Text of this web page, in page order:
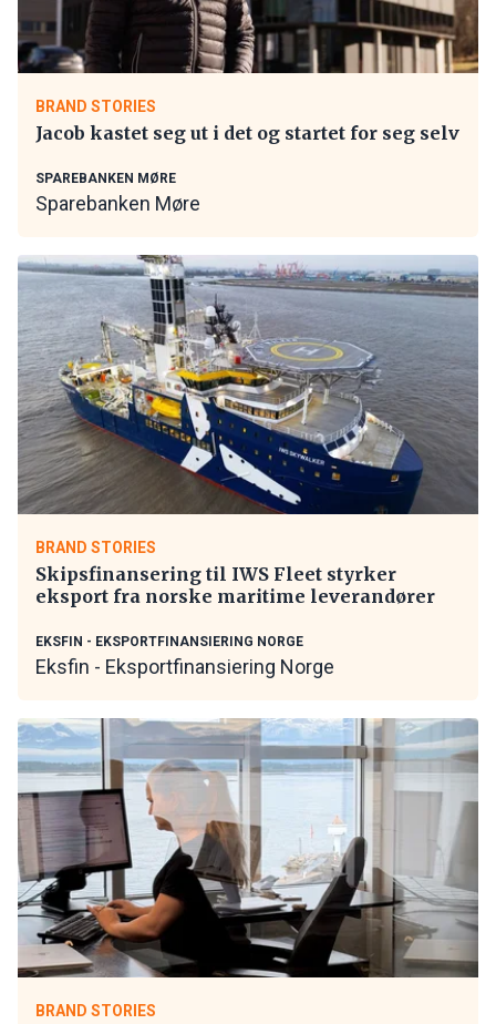
BRAND STORIES
Jacob kastet seg ut i det og startet for seg selv
SPAREBANKEN MØRE
Sparebanken Møre
BRAND STORIES
Skipsfinansering til IWS Fleet styrker
eksport fra norske maritime leverandører
EKSFIN - EKSPORTFINANSIERING NORGE
Eksfin - Eksportfinansiering Norge
BRAND STORIES